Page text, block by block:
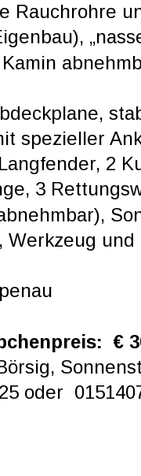
Rauchrohre
spezieller
Langfender,
3
Werkzeug
€
oder